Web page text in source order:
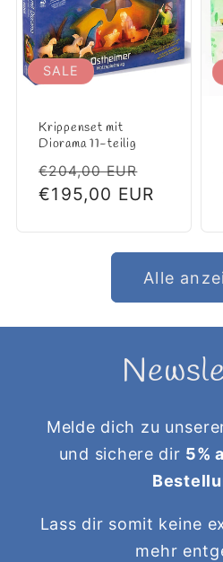
SALE
Krippenset mit
Diorama 11-teilig
Normaler
Preis
€204,00 EUR
€195,00 EUR
Alle
Melde dich zu
und sichere dir 5%
Lass dir somit keine
mehr